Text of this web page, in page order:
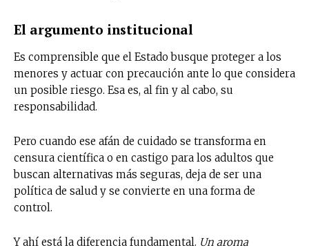
El argumento institucional
Es comprensible que el Estado busque proteger a los
menores y actuar con precaución ante lo que considera
un posible riesgo. Esa es, al fin y al cabo, su
responsabilidad.
Pero cuando ese afán de cuidado se transforma en
censura científica o en castigo para los adultos que
buscan alternativas más seguras, deja de ser una
política de salud y se convierte en una forma de
control.
Y ahí está la diferencia fundamental. Un aroma